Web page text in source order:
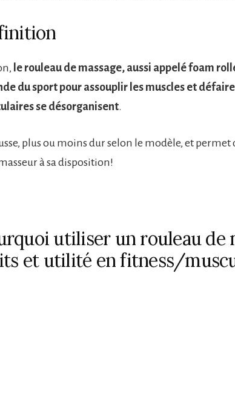
le rouleau de massage, aussi appelé foam
du sport pour assouplir les muscles et
se désorganisent.
plus ou moins dur selon le modèle, et permet
à sa disposition!
utiliser un rouleau de
et utilité en fitness/